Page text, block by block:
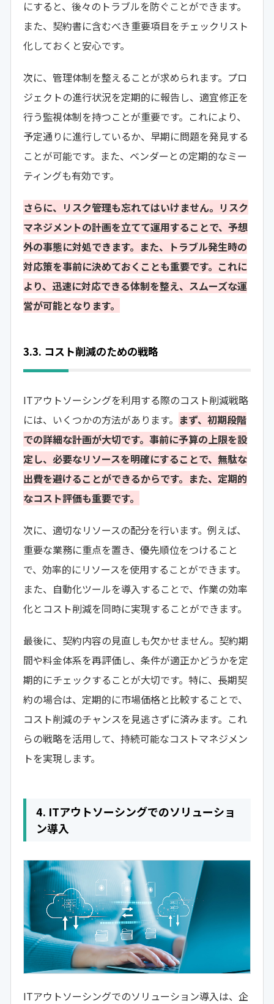
にすると、後々のトラブルを防ぐことができます。
また、契約書に含むべき重要項目をチェックリスト
化しておくと安心です。
次に、管理体制を整えることが求められます。プロ
ジェクトの進行状況を定期的に報告し、適宜修正を
行う監視体制を持つことが重要です。これにより、
予定通りに進行しているか、早期に問題を発見する
ことが可能です。また、ベンダーとの定期的なミー
ティングも有効です。
さらに、リスク管理も忘れてはいけません。リスク
マネジメントの計画を立てて運用することで、予想
外の事態に対処できます。また、トラブル発生時の
対応策を事前に決めておくことも重要です。これに
より、迅速に対応できる体制を整え、スムーズな運
営が可能となります。
3.3. コスト削減のための戦略
ITアウトソーシングを利用する際のコスト削減戦略
には、いくつかの方法があります。 まず、初期段階
での詳細な計画が大切です。事前に予算の上限を設
定し、必要なリソースを明確にすることで、無駄な
出費を避けることができるからです。また、定期的
なコスト評価も重要です。
次に、適切なリソースの配分を行います。例えば、
重要な業務に重点を置き、優先順位をつけること
で、効率的にリソースを使用することができます。
また、自動化ツールを導入することで、作業の効率
化とコスト削減を同時に実現することができます。
最後に、契約内容の見直しも欠かせません。契約期
間や料金体系を再評価し、条件が適正かどうかを定
期的にチェックすることが大切です。特に、長期契
約の場合は、定期的に市場価格と比較することで、
コスト削減のチャンスを見逃さずに済みます。これ
らの戦略を活用して、持続可能なコストマネジメン
トを実現します。
4. ITアウトソーシングでのソリューショ
ン導入
ITアウトソーシングでのソリューション導入は、企